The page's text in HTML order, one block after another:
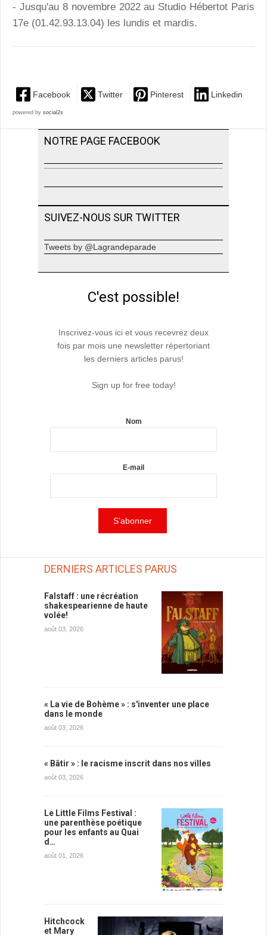
- Jusqu'au 8 novembre 2022 au Studio Hébertot Paris
17e (01.42.93.13.04) les lundis et mardis.
Facebook Twitter Pinterest Linkedin
powered by social2s
NOTRE PAGE FACEBOOK
SUIVEZ-NOUS SUR TWITTER
Tweets by @Lagrandeparade
C'est possible!
Inscrivez-vous ici et vous recevrez deux
fois par mois une newsletter répertoriant
les derniers articles parus!
Sign up for free today!
Nom
E-mail
DERNIERS ARTICLES PARUS
Falstaff : une récréation
shakespearienne de haute
volée!
août 03, 2026
« La vie de Bohème » : s'inventer une place
dans le monde
août 03, 2026
« Bâtir » : le racisme inscrit dans nos villes
août 03, 2026
Le Little Films Festival :
une parenthèse poétique
pour les enfants au Quai
d…
août 01, 2026
Hitchcock
et Mary